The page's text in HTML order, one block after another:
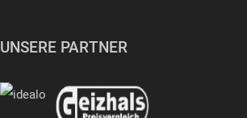
UNSERE PARTNER